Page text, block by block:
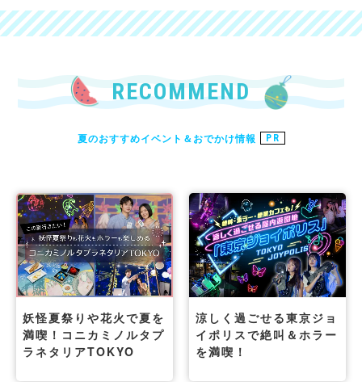
RECOMMEND
夏のおすすめイベント＆おでかけ情報 PR
妖怪夏祭りや花火で夏を
満喫！コニカミノルタプ
ラネタリアTOKYO
涼しく過ごせる東京ジョ
イポリスで絶叫＆ホラー
を満喫！